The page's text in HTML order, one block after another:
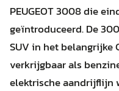
PEUGEOT 3008 die
geïntroduceerd. De
SUV in het belangrijke
verkrijgbaar als
elektrische aandrijflijn